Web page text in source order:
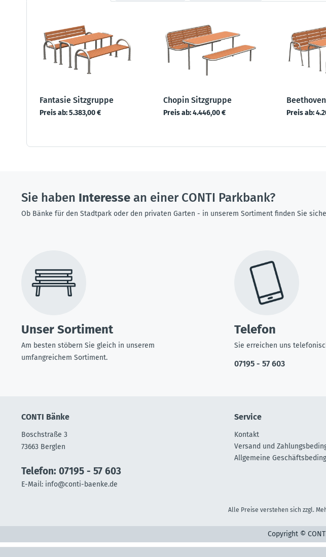
Fantasie Sitzgruppe
Preis ab:5.383,00 €
Chopin Sitzgruppe
Preis ab:4.446,00 € Preis ab:
Sie haben Interesse an einer CONTI Parkbank?
Ob Bänke für den Stadtpark oder den privaten Garten - in unserem Sortiment finden Sie
Unser Sortiment
Am besten stöbern Sie gleich in unserem
umfangreichem Sortiment.
Telefon
Sie erreichen uns
07195 - 57 603
CONTI Bänke
Boschstraße 3
73663 Berglen
Telefon: 07195 - 57 603
E-Mail: info@conti-baenke.de
Service
Kontakt
Versand und
Allgemeine
Alle Preise verstehen sich zzgl.
Copyright ©